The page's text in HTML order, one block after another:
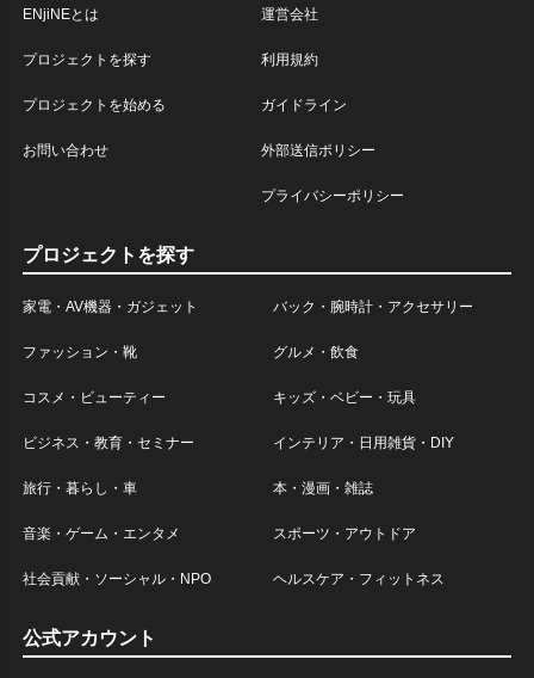
ENjiNEとは
プロジェクトを探す
プロジェクトを始める
お問い合わせ
運営会社
利用規約
ガイドライン
外部送信ポリシー
プライバシーポリシー
プロジェクトを探す
家電・AV機器・ガジェット バック・腕時計・アクセサリー
ファッション・靴 グルメ・飲食
コスメ・ビューティー キッズ・ベビー・玩具
ビジネス・教育・セミナー インテリア・日用雑貨・DIY
旅行・暮らし・車 本・漫画・雑誌
音楽・ゲーム・エンタメ スポーツ・アウトドア
社会貢献・ソーシャル・NPO ヘルスケア・フィットネス
公式アカウント